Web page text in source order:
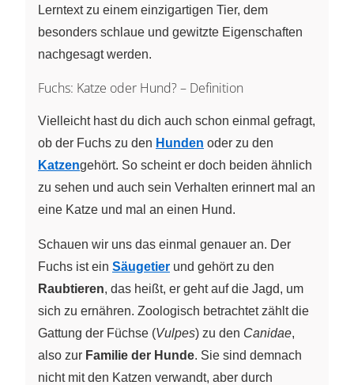
Lerntext zu einem einzigartigen Tier, dem
besonders schlaue und gewitzte Eigenschaften
nachgesagt werden.
Fuchs: Katze oder Hund? – Definition
Vielleicht hast du dich auch schon einmal gefragt,
ob der Fuchs zu den Hunden oder zu den
Katzengehört. So scheint er doch beiden ähnlich
zu sehen und auch sein Verhalten erinnert mal an
eine Katze und mal an einen Hund.
Schauen wir uns das einmal genauer an. Der
Fuchs ist ein Säugetier und gehört zu den
Raubtieren, das heißt, er geht auf die Jagd, um
sich zu ernähren. Zoologisch betrachtet zählt die
Gattung der Füchse (Vulpes) zu den Canidae,
also zur Familie der Hunde. Sie sind demnach
nicht mit den Katzen verwandt, aber durch